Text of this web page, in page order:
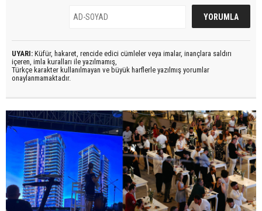
UYARI: Küfür, hakaret, rencide edici cümleler veya imalar, inançlara saldırı
içeren, imla kuralları ile yazılmamış,
Türkçe karakter kullanılmayan ve büyük harflerle yazılmış yorumlar
onaylanmamaktadır.